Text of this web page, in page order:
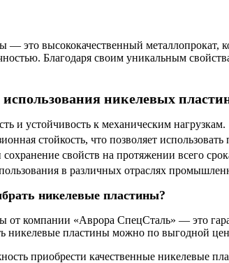
— это высококачественный металлопрокат,
Благодаря своим уникальным
никелевых
и устойчивость к механическим нагрузкам.
стойкость, что позволяет
сохранение свойств на протяжении всего
в различных отраслях
никелевые пластины?
от компании «Аврора СпецСталь» — это
никелевые пластины можно по выгодной
приобрести качественные никелевые